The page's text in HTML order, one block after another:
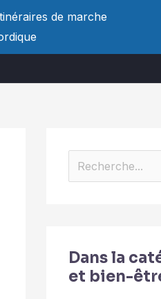
de marche
Rechercher
Dans la
et bien-